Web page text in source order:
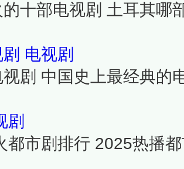
十部电视剧 土耳其哪
电视剧
剧 中国史上最经典的
剧
都市剧排行 2025热播